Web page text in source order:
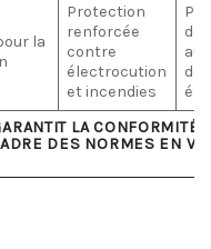
la
Protection
renforcée
contre
électrocution
et incendies
LA CONFORMITÉ
DES NORMES EN